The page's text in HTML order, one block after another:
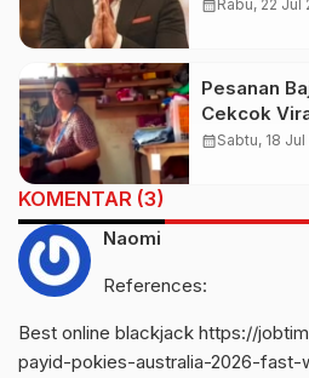
calendar_month Rabu, 22 Jul
Pesanan
Cekcok
Diduga
calendar_monthSabtu, 18
KOMENTAR (3)
Naomi
References:
Best online blackjack https://
payid-pokies-australia-2026-fast-